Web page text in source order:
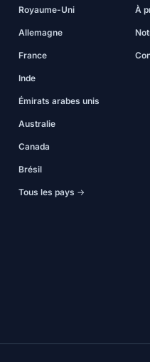
Royaume-Uni
Allemagne
France
Inde
Émirats arabes unis
Australie
Canada
Brésil
Tous les pays →
À